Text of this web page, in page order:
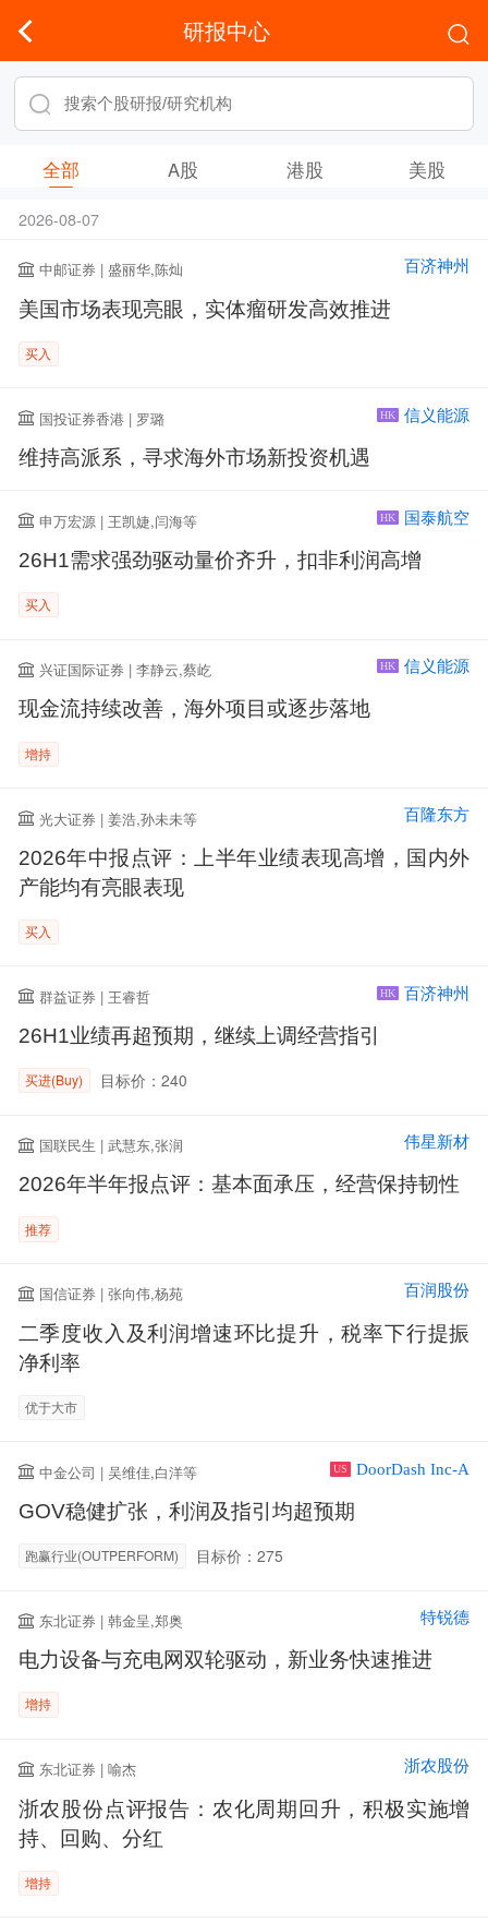
研报中心
全部 A股 港股 美股
2026-08-07
中邮证券 | 盛丽华,陈灿 百济神州
美国市场表现亮眼，实体瘤研发高效推进
买入
国投证券香港 | 罗璐 HK 信义能源
维持高派系，寻求海外市场新投资机遇
申万宏源 | 王凯婕,闫海等 HK 国泰航空
26H1需求强劲驱动量价齐升，扣非利润高增
买入
兴证国际证券 | 李静云,蔡屹 HK 信义能源
现金流持续改善，海外项目或逐步落地
增持
光大证券 | 姜浩,孙未未等 百隆东方
2026年中报点评：上半年业绩表现高增，国内外
产能均有亮眼表现
买入
群益证券 | 王睿哲 HK 百济神州
26H1业绩再超预期，继续上调经营指引
买进(Buy) 目标价：240
国联民生 | 武慧东,张润 伟星新材
2026年半年报点评：基本面承压，经营保持韧性
推荐
国信证券 | 张向伟,杨苑 百润股份
二季度收入及利润增速环比提升，税率下行提振
净利率
优于大市
中金公司 | 吴维佳,白洋等 US DoorDash Inc-A
GOV稳健扩张，利润及指引均超预期
跑赢行业(OUTPERFORM) 目标价：275
东北证券 | 韩金呈,郑奥 特锐德
电力设备与充电网双轮驱动，新业务快速推进
增持
东北证券 | 喻杰 浙农股份
浙农股份点评报告：农化周期回升，积极实施增
持、回购、分红
增持